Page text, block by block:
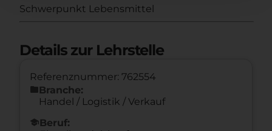
Schwerpunkt Lebensmittel
Details zur Lehrstelle
Referenznummer: 762554
folderBranche:
Handel / Logistik / Verkauf
schoolBeruf: